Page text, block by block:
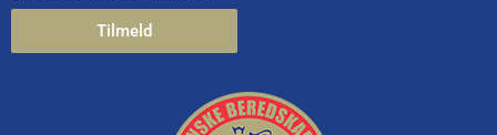
Tilmeld